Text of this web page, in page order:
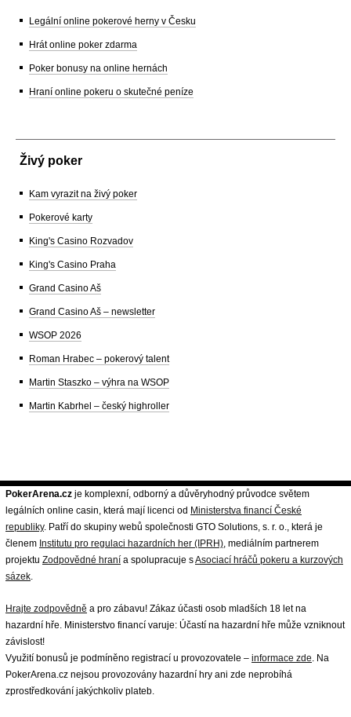
Legální online pokerové herny v Česku
Hrát online poker zdarma
Poker bonusy na online hernách
Hraní online pokeru o skutečné peníze
Živý poker
Kam vyrazit na živý poker
Pokerové karty
King's Casino Rozvadov
King's Casino Praha
Grand Casino Aš
Grand Casino Aš – newsletter
WSOP 2026
Roman Hrabec – pokerový talent
Martin Staszko – výhra na WSOP
Martin Kabrhel – český highroller
PokerArena.cz je komplexní, odborný a důvěryhodný průvodce světem
legálních online casin, která mají licenci od Ministerstva financí České
republiky. Patří do skupiny webů společnosti GTO Solutions, s. r. o., která je
členem Institutu pro regulaci hazardních her (IPRH), mediálním partnerem
projektu Zodpovědné hraní a spolupracuje sAsociací hráčů pokeru a kurzových
sázek.
Hrajte zodpovědně a pro zábavu! Zákaz účasti osob mladších 18 let na
hazardní hře. Ministerstvo financí varuje: Účastí na hazardní hře může vzniknout
závislost!
Využití bonusů je podmíněno registrací u provozovatele – informace zde. Na
PokerArena.cz nejsou provozovány hazardní hry ani zde neprobíhá
zprostředkování jakýchkoliv plateb.